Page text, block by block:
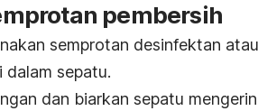
pembersih
semprotan desinfektan
dalam sepatu.
dan biarkan sepatu